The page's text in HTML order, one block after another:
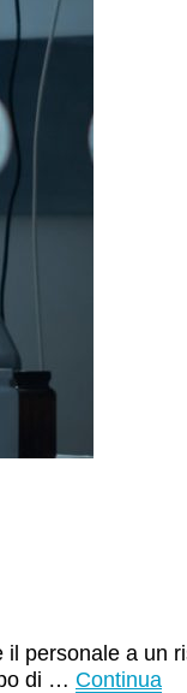
personale a un
di … Continua